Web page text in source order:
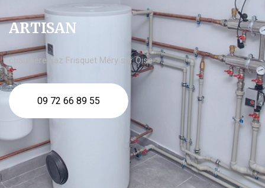
ARTISAN
chaudière gaz Frisquet Méry sur Oise
09 72 66 89 55